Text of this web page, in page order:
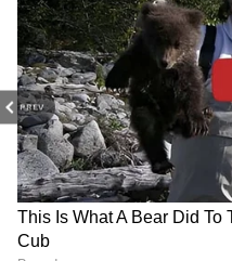
PREV
ಶೇ.50 ರಿಂದ ಶೇ.18 ಕ್ಕೆ
ಟ್ರಂಪ್ ಐತಿಹಾಸಿಕ ಒಪ್ಪಂದ
Trade Deal | Party